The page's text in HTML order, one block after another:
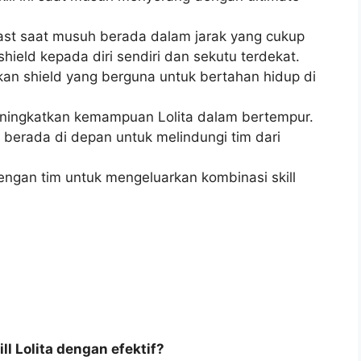
saat musuh berada dalam jarak yang cukup
kepada diri sendiri dan sekutu terdekat.
shield yang berguna untuk bertahan hidup di
kemampuan Lolita dalam bertempur.
di depan untuk melindungi tim dari
tim untuk mengeluarkan kombinasi skill
Lolita dengan efektif?